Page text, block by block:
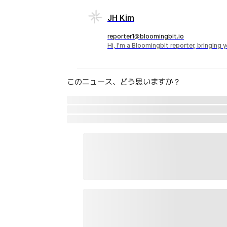
JH Kim
reporter1@bloomingbit.io
Hi, I'm a Bloomingbit reporter, bringing
このニュース、どう思いますか？